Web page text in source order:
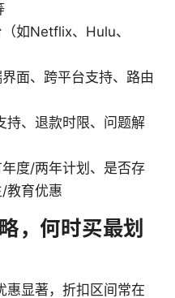
如Netflix、Hulu、
面、跨平台支持、路由
持、退款时限、问题解
度/两年计划、是否存
教育优惠
，何时买最划
惠显著，折扣区间常在